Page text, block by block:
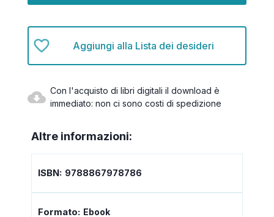
Aggiungi alla Lista dei desideri
Con l'acquisto di libri digitali il download è
immediato: non ci sono costi di spedizione
Altre informazioni:
ISBN: 9788867978786
Formato: Ebook